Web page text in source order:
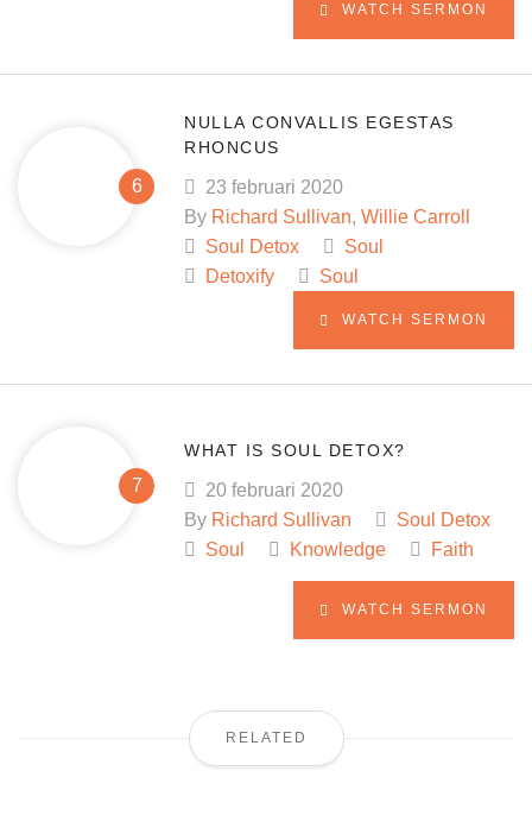
WATCH SERMON
NULLA CONVALLIS EGESTAS
RHONCUS
23 februari 2020
By Richard Sullivan, Willie Carroll
Soul Detox
Soul
Detoxify
Soul
WATCH SERMON
WHAT IS SOUL DETOX?
20 februari 2020
By Richard Sullivan
Soul Detox
Soul
Knowledge Faith
WATCH SERMON
RELATED